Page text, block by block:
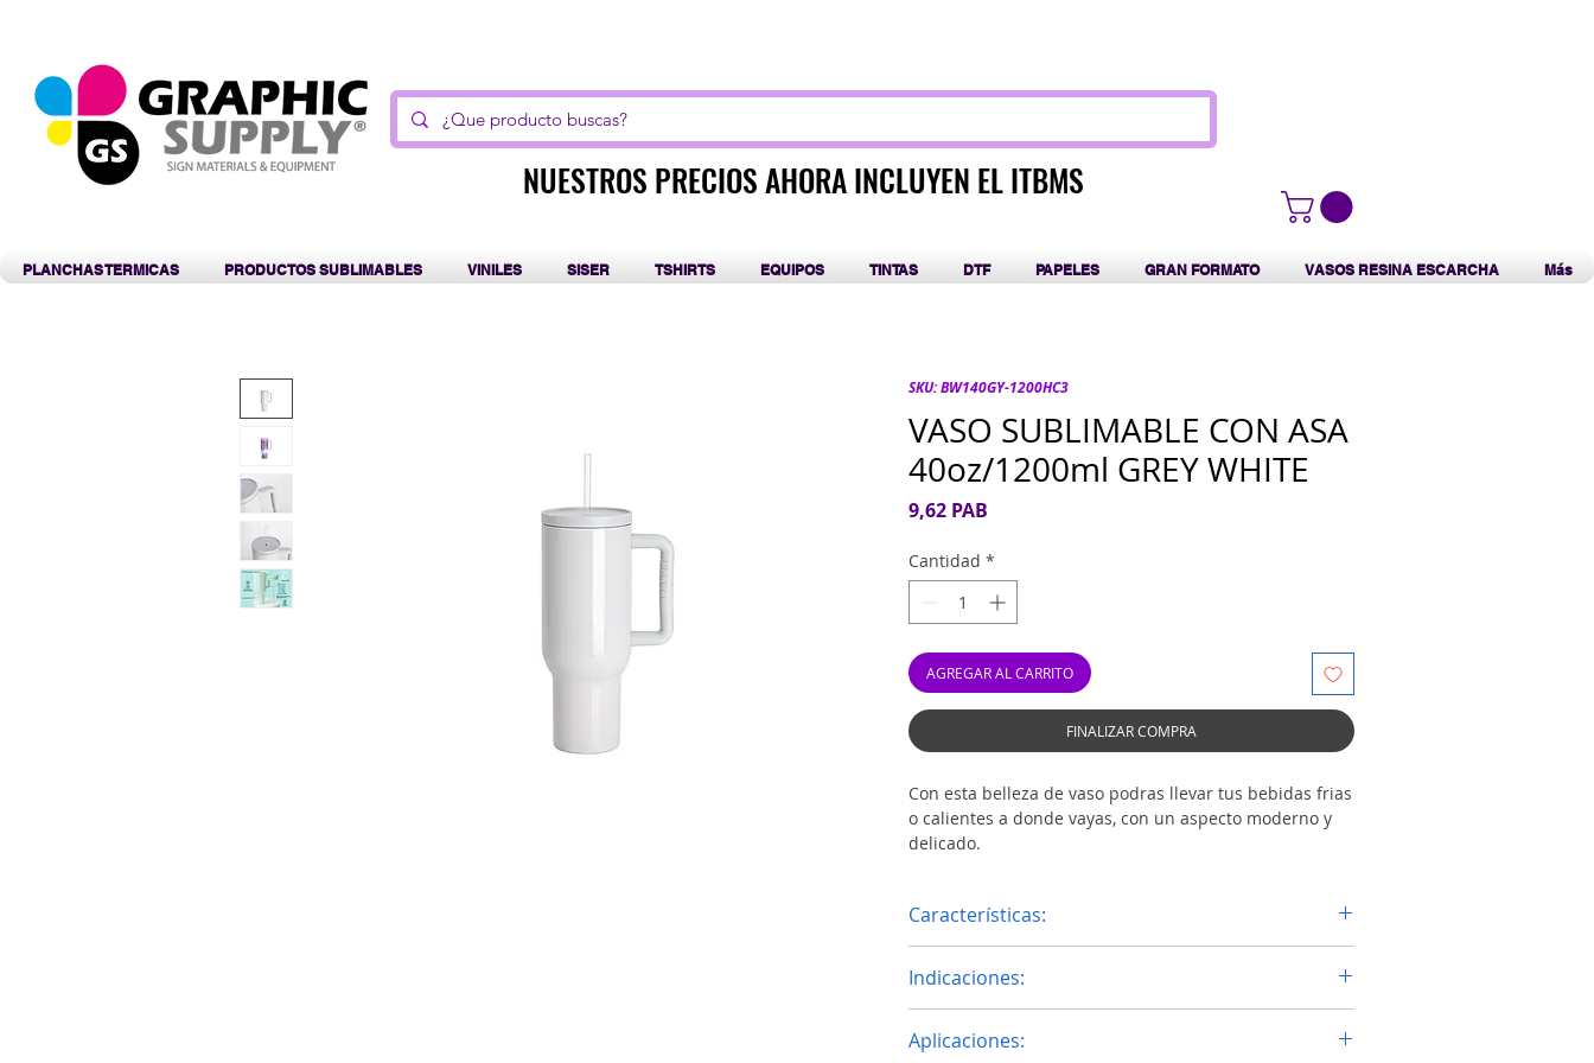
NUESTROS PRECIOS AHORA INCLUYEN EL ITBMS
NUESTROS PRECIOS AHORA INCLUYEN EL ITBMS
PLANCHAS TERMICAS PRODUCTOS SUBLIMABLES VINILES SISER TSHIRTS EQUIPOS TINTAS DTF PAPELES GRAN FORMATO VASOS RESINA ESCARCHA Más
SKU: BW140GY-1200HC3
VASO SUBLIMABLE CON ASA
40oz/1200ml GREY WHITE
9,62 PAB
Cantidad *
AGREGAR AL CARRITO
FINALIZAR COMPRA
Con esta belleza de vaso podras llevar tus bebidas frias
o calientes a donde vayas, con un aspecto moderno y
delicado.
Características:
pared interna.
Acero Inoxidable de calidad superior 201 en su
pared externa.
Indicaciones:
Temperatura 195°C
Aplicaciones: